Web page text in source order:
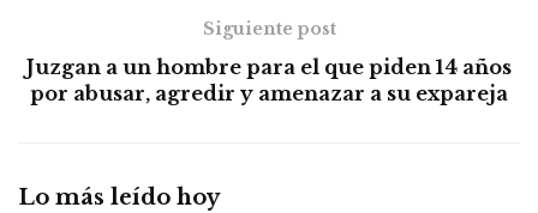
Siguiente post
Juzgan a un hombre para el que piden 14 años
por abusar, agredir y amenazar a su expareja
Lo más leído hoy